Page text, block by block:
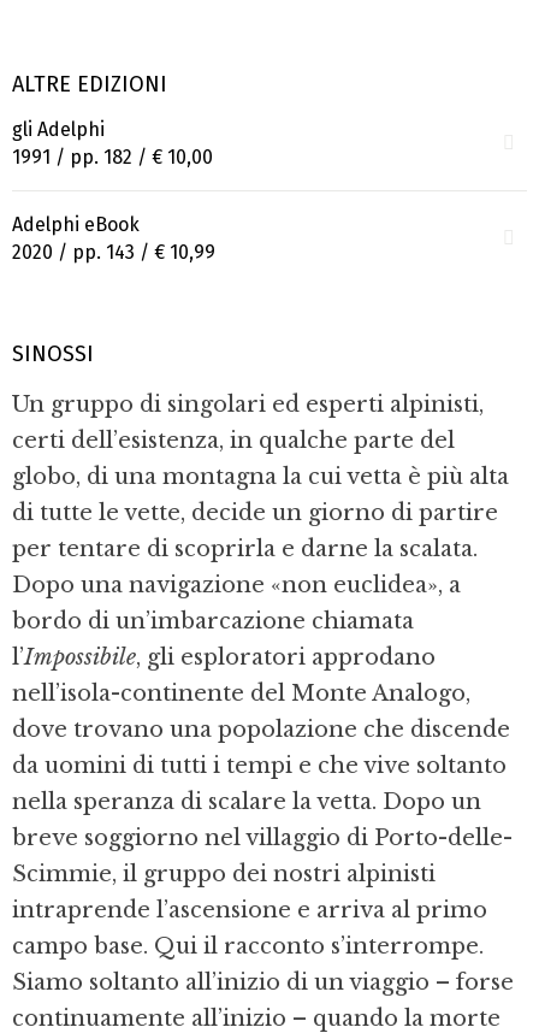
ALTRE EDIZIONI
gli Adelphi
1991 / pp. 182 / € 10,00
Adelphi eBook
2020 / pp. 143 / € 10,99
SINOSSI
Un gruppo di singolari ed esperti alpinisti,
certi dell’esistenza, in qualche parte del
globo, di una montagna la cui vetta è più alta
di tutte le vette, decide un giorno di partire
per tentare di scoprirla e darne la scalata.
Dopo una navigazione «non euclidea», a
bordo di un’imbarcazione chiamata
l’Impossibile, gli esploratori approdano
nell’isola-continente del Monte Analogo,
dove trovano una popolazione che discende
da uomini di tutti i tempi e che vive soltanto
nella speranza di scalare la vetta. Dopo un
breve soggiorno nel villaggio di Porto-delle-
Scimmie, il gruppo dei nostri alpinisti
intraprende l’ascensione e arriva al primo
campo base. Qui il racconto s’interrompe.
Siamo soltanto all’inizio di un viaggio – forse
continuamente all’inizio – quando la morte